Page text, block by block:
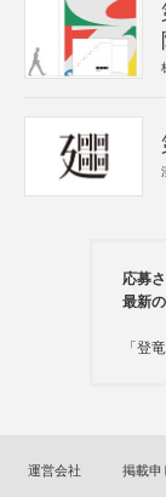
応募
最新
「登
運営会社 掲載申